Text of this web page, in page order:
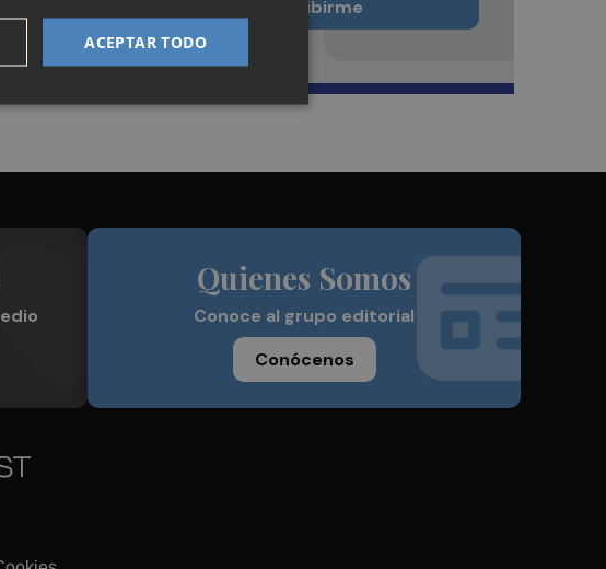
Quiero suscribirme
Quienes Somos
Conoce al grupo editorial
Conócenos
ACEPTAR TODO